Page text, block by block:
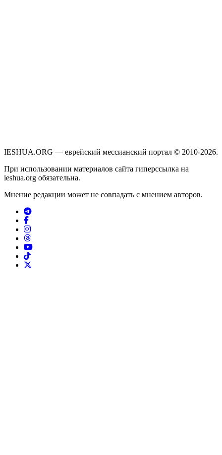
IESHUA.ORG — еврейский мессианский портал © 2010-2026.
При использовании материалов сайта гиперссылка на
ieshua.org обязательна.
Мнение редакции может не совпадать с мнением авторов.